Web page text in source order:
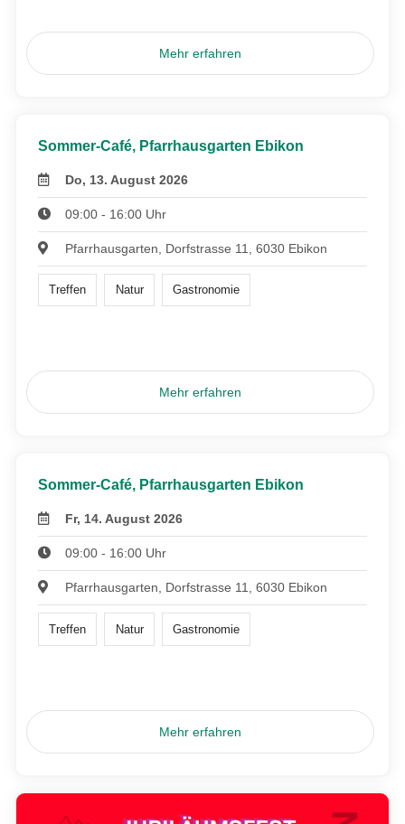
Mehr erfahren
Sommer-Café, Pfarrhausgarten Ebikon
Do, 13. August 2026
09:00 - 16:00 Uhr
Pfarrhausgarten, Dorfstrasse 11, 6030 Ebikon
Treffen Natur Gastronomie
Mehr erfahren
Sommer-Café, Pfarrhausgarten Ebikon
Fr, 14. August 2026
09:00 - 16:00 Uhr
Pfarrhausgarten, Dorfstrasse 11, 6030 Ebikon
Treffen Natur Gastronomie
Mehr erfahren